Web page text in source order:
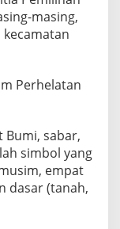
masing,
Perhelatan
Bumi, sabar,
simbol yang
empat
dasar (tanah,